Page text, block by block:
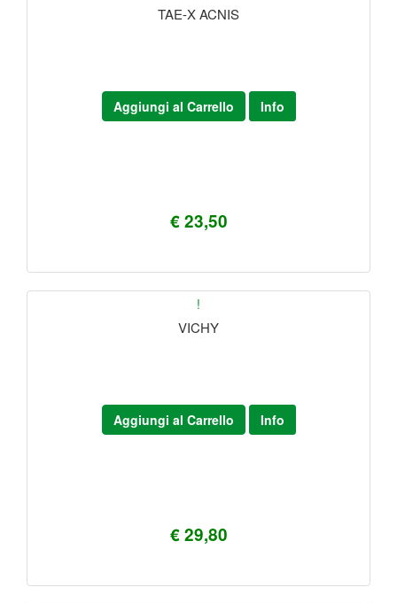
TAE-X ACNIS
€ 23,50
Aggiungi al Carrello Info
!
VICHY
€ 29,80
Aggiungi al Carrello Info